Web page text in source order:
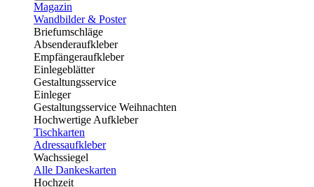
Magazin
Wandbilder & Poster
Briefumschläge
Absenderaufkleber
Empfängeraufkleber
Einlegeblätter
Gestaltungsservice
Einleger
Gestaltungsservice Weihnachten
Hochwertige Aufkleber
Tischkarten
Adressaufkleber
Wachssiegel
Alle Dankeskarten
Hochzeit